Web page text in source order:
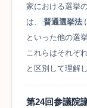
家における選挙
は、
普通選挙法
といった他の選
これらはそれぞ
と区別して理解
第24回参議院